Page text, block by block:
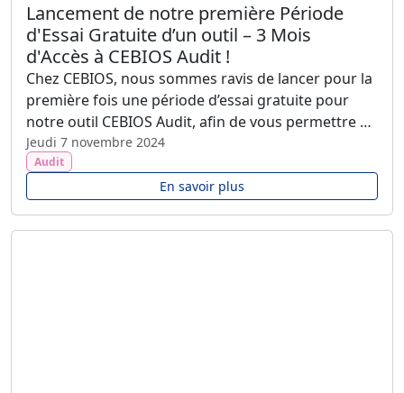
Lancement de notre première Période
d'Essai Gratuite d’un outil – 3 Mois
d'Accès à CEBIOS Audit !
Chez CEBIOS, nous sommes ravis de lancer pour la
première fois une période d’essai gratuite pour
notre outil CEBIOS Audit, afin de vous permettre de
découvrir et de profiter de toutes ses
fonctionnalités sans engagement. Pendant trois
mois, vous aurez accès gratuitement à cet outil
vos audits et leur suivi.
Jeudi 7 novembre 2024
Audit
En savoir plus